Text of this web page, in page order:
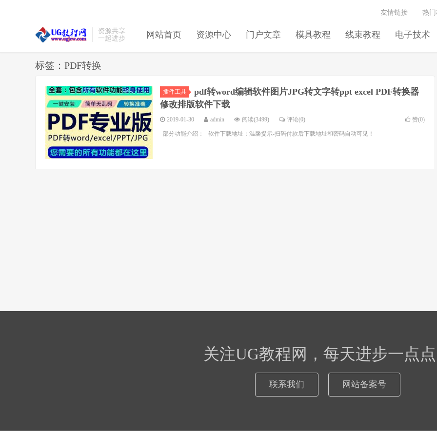
资源共享
一起进步
网站首页 资源中心 门户文章 模具教程 线束教程 电子技术
友情链接 热
标签：PDF转换
插件工具
pdf转word编辑软件图片JPG转文字转ppt excel PDF转换器
修改排版软件下载
2019-01-30 admin 阅读(3499) 评论(0) 赞(0)
部分功能介绍： 软件下载地址：温馨提示-扫码付款后下载地址和密码自动可见！
关注UG教程网，每天进步一点
联系我们 网站备案号